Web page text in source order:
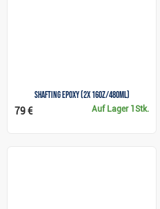
Shafting Epoxy (2x 16oz/480ml)
Auf Lager 1Stk.
79 €